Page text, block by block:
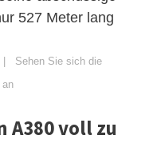
527 Meter lang
| Sehen Sie sich die
an
A380 voll zu